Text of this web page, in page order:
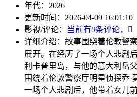
年代： 2026
更新时间： 2026-04-09 16:01:10
影视/评论：
当前有0条评论，

详细介绍： 故事围绕着伦敦警
展开。在经历了一场个人悲剧
利卡普里岛，与他的意大利岳
围绕着伦敦警察厅明星侦探乔·
一场个人悲剧后，他带着女儿